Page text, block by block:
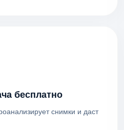
бесплатно
снимки и даст